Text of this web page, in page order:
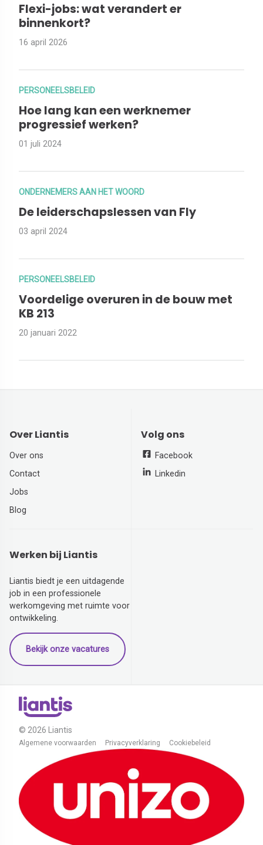
Flexi-jobs: wat verandert er
binnenkort?
16 april 2026
PERSONEELSBELEID
Hoe lang kan een werknemer
progressief werken?
01 juli 2024
ONDERNEMERS AAN HET WOORD
De leiderschapslessen van Fly
03 april 2024
PERSONEELSBELEID
Voordelige overuren in de bouw met
KB 213
20 januari 2022
Over Liantis
Over ons
Contact
Jobs
Blog
Volg ons
Facebook
Linkedin
Werken bij Liantis
Liantis biedt je een uitdagende
job in een professionele
werkomgeving met ruimte voor
ontwikkeling.
Bekijk onze vacatures
© 2026 Liantis
Algemene voorwaarden Privacyverklaring Cookiebeleid